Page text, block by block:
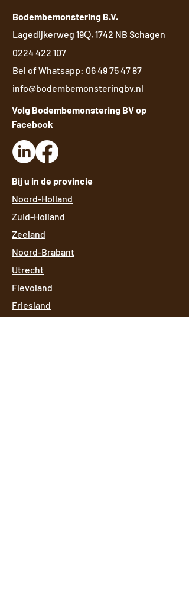
Bodembemonstering B.V.
Lagedijkerweg 19Q, 1742 NB Schagen
0224 422 107
Bel of Whatsapp: 06 49 75 47 87
info@bodembemonsteringbv.nl
Volg Bodembemonstering BV op
Facebook
Bij u in de provincie
Noord-Holland
Zuid-Holland
Zeeland
Noord-Brabant
Utrecht
Flevoland
Friesland